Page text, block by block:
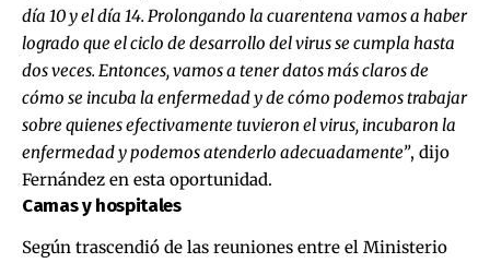
día 10 y el día 14. Prolongando la cuarentena vamos a haber
logrado que el ciclo de desarrollo del virus se cumpla hasta
dos veces. Entonces, vamos a tener datos más claros de
cómo se incuba la enfermedad y de cómo podemos trabajar
sobre quienes efectivamente tuvieron el virus, incubaron la
enfermedad y podemos atenderlo adecuadamente”, dijo
Fernández en esta oportunidad.
Camas y hospitales
Según trascendió de las reuniones entre el Ministerio